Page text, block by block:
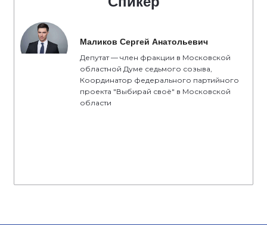
Маликов Сергей Анатольевич
Депутат — член фракции в Московской
областной Думе седьмого созыва,
Координатор федерального партийного
проекта "Выбирай своё" в Московской
области